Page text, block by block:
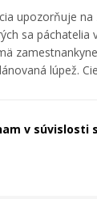
upozorňuje
sa páchatelia
lúpež.
v súvislosti